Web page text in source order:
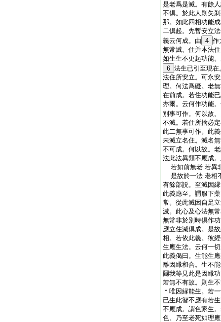
是老爲是滅。有餘
不倶。於此人則失
那。如此四相功能
二倶起。先暫安立
義云何成。由 4 作
無常滅。住并本法
如生生不更起功能
6 法生已引至現
法住所安立。可永
理。何法爲礙。老
在前成。若住功能
亦爾。云何作功能
別事可作。何以故
不滅。若住所捨必
此二無事可作。此
未滅立名住。滅名
不可成。何以故。
法此法異類不應成
若如前無老 若異
是故於一法 老相
有餘部説。至滅因
此義應至。謂服下
常。從此滅因自足
滅。此心及心法無
無常非於別時倶作
應立住滅倶成。是
相。若依此義。彼
生應生法。云何一
此義偈曰。生能生
離因縁和合。生不
爾我等見此是因縁
若無不有故。則生
＊唯因縁能生。若
已生此智不應有若
不應成。謂色家生
色。乃至老死如理